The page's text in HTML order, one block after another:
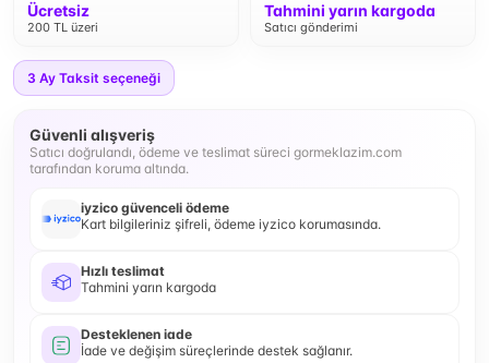
Ücretsiz
200 TL üzeri
Tahmini yarın kargoda
Satıcı gönderimi
3 Ay Taksit seçeneği
Güvenli alışveriş
Satıcı doğrulandı, ödeme ve teslimat süreci gormeklazim.com
tarafından koruma altında.
iyzico güvenceli ödeme
Kart bilgileriniz şifreli, ödeme iyzico korumasında.
Hızlı teslimat
Tahmini yarın kargoda
Desteklenen iade
İade ve değişim süreçlerinde destek sağlanır.